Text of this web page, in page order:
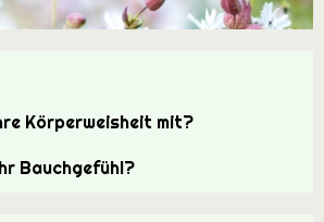
Körperweisheit mit?
Bauchgefühl?